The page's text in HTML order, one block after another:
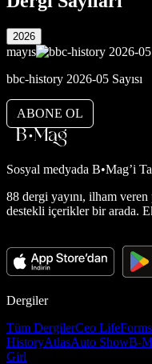
2026
mayıs
bbc-history 2026-05 Sayısı
ABONE OL
Sosyal medyada B•Mag’i
88 dergi yayını, ilham
destekli içerikler bir arada.
Dergiler
Tüm DergilerCeo Life
HistoryAtlasAuto ShowB-
Girl